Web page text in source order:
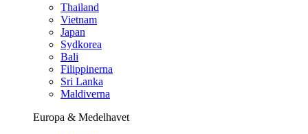
Thailand
Vietnam
Japan
Sydkorea
Bali
Filippinerna
Sri Lanka
Maldiverna
Europa & Medelhavet